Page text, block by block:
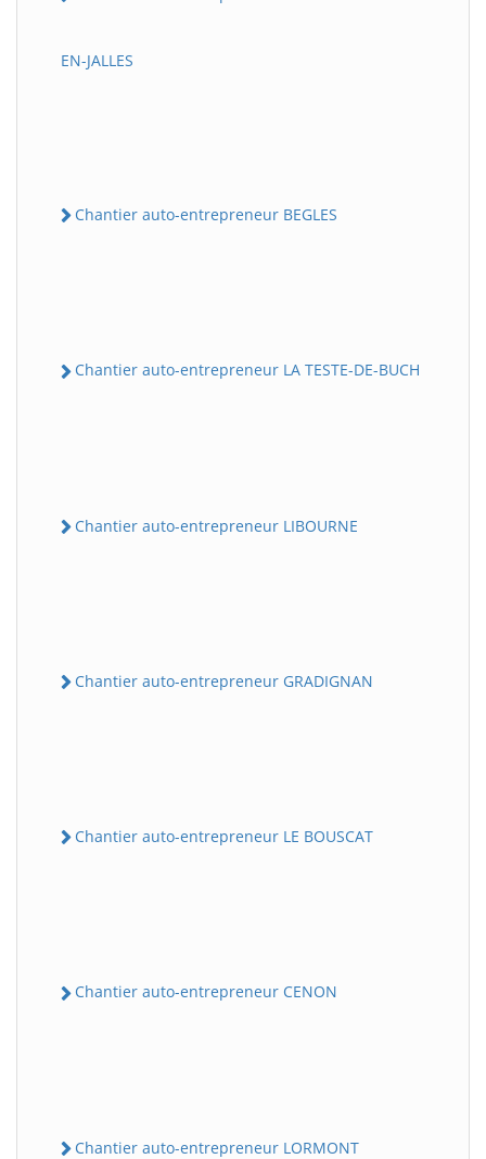
EN-JALLES
Chantier auto-entrepreneur BEGLES
Chantier auto-entrepreneur LA TESTE-DE-BUCH
Chantier auto-entrepreneur LIBOURNE
Chantier auto-entrepreneur GRADIGNAN
Chantier auto-entrepreneur LE BOUSCAT
Chantier auto-entrepreneur CENON
Chantier auto-entrepreneur LORMONT